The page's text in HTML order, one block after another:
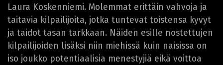
Laura Koskenniemi. Molemmat erittäin vahvoja ja
taitavia kilpailijoita, jotka tuntevat toistensa kyvyt
ja taidot tasan tarkkaan. Näiden esille nostettujen
kilpailijoiden lisäksi niin miehissä kuin naisissa on
iso joukko potentiaalisia menestyjiä eikä voittoa